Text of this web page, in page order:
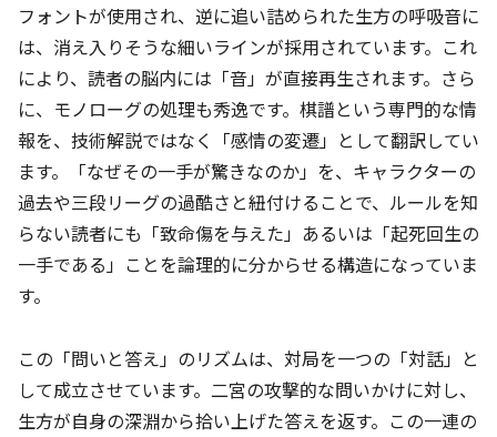
フォントが使用され、逆に追い詰められた生方の呼吸音に
は、消え入りそうな細いラインが採用されています。これ
により、読者の脳内には「音」が直接再生されます。さら
に、モノローグの処理も秀逸です。棋譜という専門的な情
報を、技術解説ではなく「感情の変遷」として翻訳してい
ます。「なぜその一手が驚きなのか」を、キャラクターの
過去や三段リーグの過酷さと紐付けることで、ルールを知
らない読者にも「致命傷を与えた」あるいは「起死回生の
一手である」ことを論理的に分からせる構造になっていま
す。
この「問いと答え」のリズムは、対局を一つの「対話」と
して成立させています。二宮の攻撃的な問いかけに対し、
生方が自身の深淵から拾い上げた答えを返す。この一連の